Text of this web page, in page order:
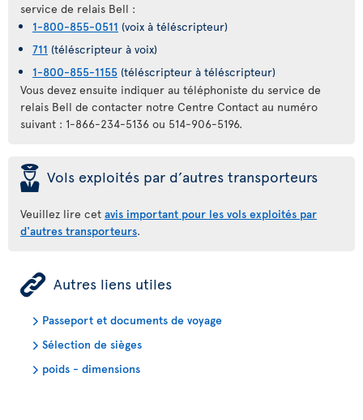
service de relais Bell :
1-800-855-0511 (voix à téléscripteur)
711 (téléscripteur à voix)
1-800-855-1155 (téléscripteur à téléscripteur)
Vous devez ensuite indiquer au téléphoniste du service de
relais Bell de contacter notre Centre Contact au numéro
suivant : 1-866-234-5136 ou 514-906-5196.
þ Vols exploités par d’autres transporteurs
Veuillez lire cet avis important pour les vols exploités par
d'autres transporteurs.
ÿ Autres liens utiles
Passeport et documents de voyage
Sélection de sièges
poids - dimensions